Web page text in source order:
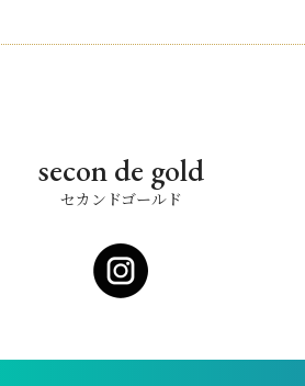
secon de gold
セカンドゴールド